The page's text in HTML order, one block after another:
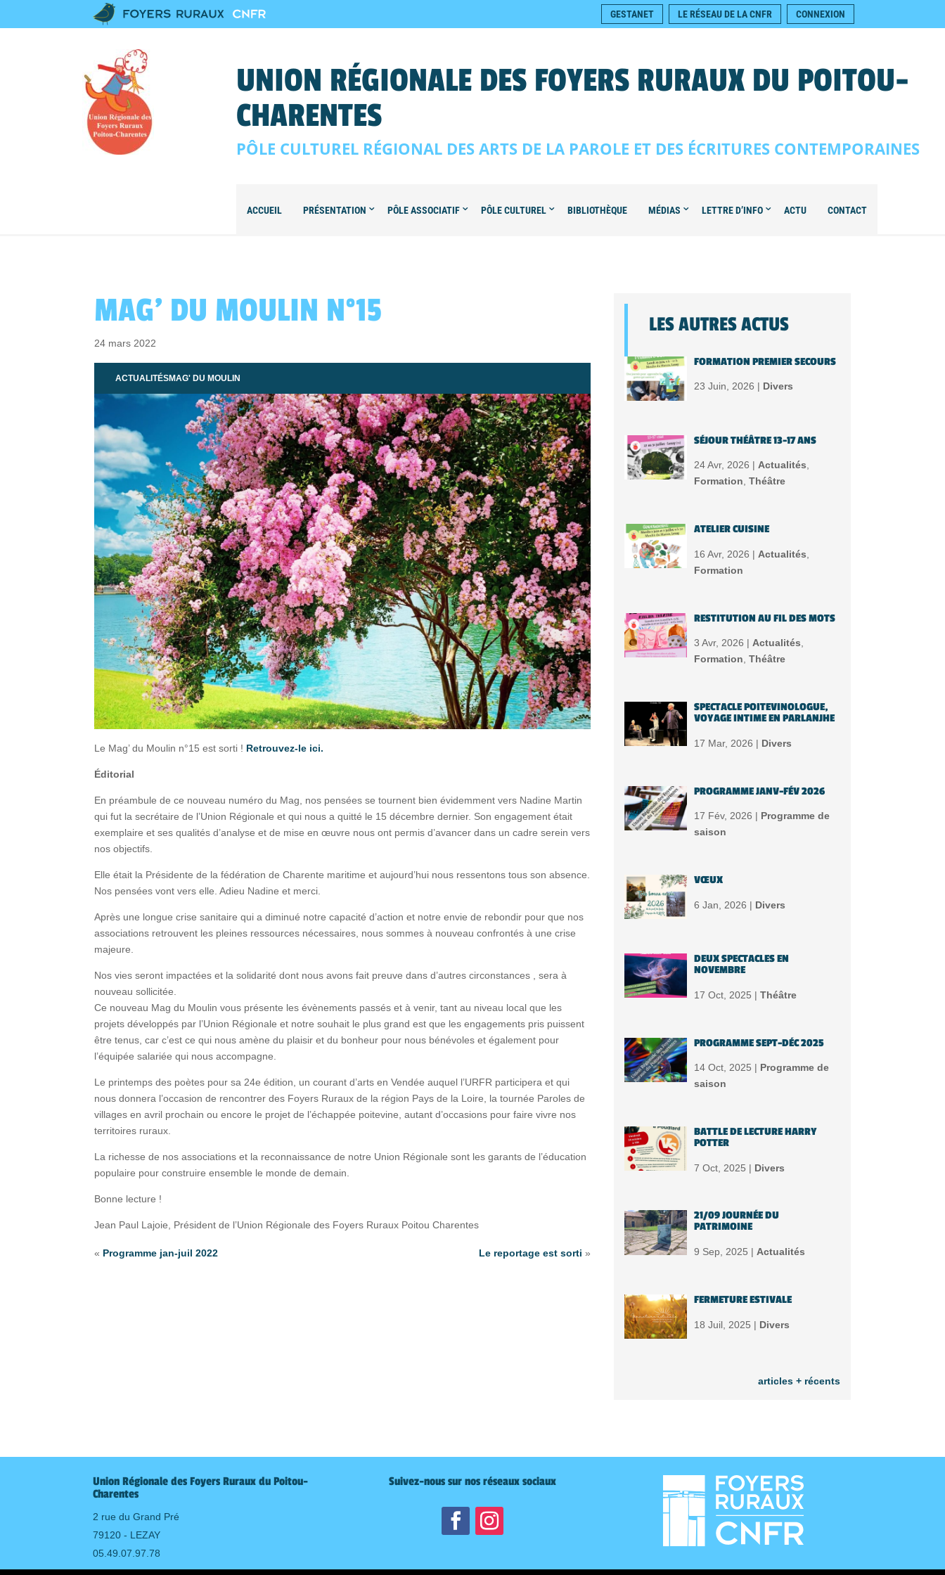
GESTANET LE RÉSEAU DE LA CNFR CONNEXION
UNION RÉGIONALE DES FOYERS RURAUX DU POITOU-
CHARENTES
PÔLE CULTUREL RÉGIONAL DES ARTS DE LA PAROLE ET DES ÉCRITURES CONTEMPORAINES
ACCUEIL PRÉSENTATION PÔLE ASSOCIATIF PÔLE CULTUREL BIBLIOTHÈQUE MÉDIAS LETTRE D’INFO ACTU CONTACT
MAG’ DU MOULIN N°15
24 mars 2022
ACTUALITÉSMAG' DU MOULIN
Le Mag’ du Moulin n°15 est sorti ! Retrouvez-le ici.
Éditorial
En préambule de ce nouveau numéro du Mag, nos pensées se tournent bien évidemment vers Nadine Martin
qui fut la secrétaire de l’Union Régionale et qui nous a quitté le 15 décembre dernier. Son engagement était
exemplaire et ses qualités d’analyse et de mise en œuvre nous ont permis d’avancer dans un cadre serein vers
nos objectifs.
Elle était la Présidente de la fédération de Charente maritime et aujourd’hui nous ressentons tous son absence.
Nos pensées vont vers elle. Adieu Nadine et merci.
Après une longue crise sanitaire qui a diminué notre capacité d’action et notre envie de rebondir pour que nos
associations retrouvent les pleines ressources nécessaires, nous sommes à nouveau confrontés à une crise
majeure.
Nos vies seront impactées et la solidarité dont nous avons fait preuve dans d’autres circonstances , sera à
nouveau sollicitée.
Ce nouveau Mag du Moulin vous présente les évènements passés et à venir, tant au niveau local que les
projets développés par l’Union Régionale et notre souhait le plus grand est que les engagements pris puissent
être tenus, car c’est ce qui nous amène du plaisir et du bonheur pour nous bénévoles et également pour
l’équipée salariée qui nous accompagne.
Le printemps des poètes pour sa 24e édition, un courant d’arts en Vendée auquel l’URFR participera et qui
nous donnera l’occasion de rencontrer des Foyers Ruraux de la région Pays de la Loire, la tournée Paroles de
villages en avril prochain ou encore le projet de l’échappée poitevine, autant d’occasions pour faire vivre nos
territoires ruraux.
La richesse de nos associations et la reconnaissance de notre Union Régionale sont les garants de l’éducation
populaire pour construire ensemble le monde de demain.
Bonne lecture !
Jean Paul Lajoie, Président de l’Union Régionale des Foyers Ruraux Poitou Charentes
« Programme jan-juil 2022 Le reportage est sorti »
LES AUTRES ACTUS
FORMATION PREMIER SECOURS
23 Juin, 2026 | Divers
SÉJOUR THÉÂTRE 13-17 ANS
24 Avr, 2026 | Actualités,
Formation, Théâtre
ATELIER CUISINE
16 Avr, 2026 | Actualités
Formation
RESTITUTION AU FIL DES MOTS
3 Avr, 2026 | Actualités,
Formation, Théâtre
SPECTACLE POITEVINOLOGUE,
VOYAGE INTIME EN PARLANJHE
17 Mar, 2026 | Divers
PROGRAMME JANV-FÉV 2026
17 Fév, 2026 | Programme de
saison
VŒUX
6 Jan, 2026 | Divers
DEUX SPECTACLES EN
NOVEMBRE
17 Oct, 2025 | Théâtre
PROGRAMME SEPT-DÉC 2025
14 Oct, 2025 | Programme de
saison
BATTLE DE LECTURE HARRY
POTTER
7 Oct, 2025 | Divers
21/09 JOURNÉE DU
PATRIMOINE
9 Sep, 2025 | Actualités
FERMETURE ESTIVALE
18 Juil, 2025 | Divers
articles + récents
Union Régionale des Foyers Ruraux du Poitou-
Charentes
2 rue du Grand Pré
79120 - LEZAY
05.49.07.97.78
Suivez-nous sur nos réseaux sociaux